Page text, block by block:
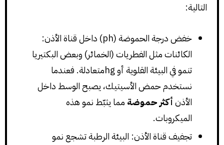
التالية:
خفض درجة الحموضة (ph) داخل قناة الأذن:
الكائنات مثل الفطريات (الخمائر) وبعض البكتيريا
تنمو في البيئة القلوية أو hgمتعادلة. فعندما
نستخدم حمض الأسيتيك، يصبح الوسط داخل
الأذنأكثر حموضة مما يثبّط نمو هذه
الميكروبات.
تجفيف قناة الأذن: البيئة الرطبة تشجع نمو